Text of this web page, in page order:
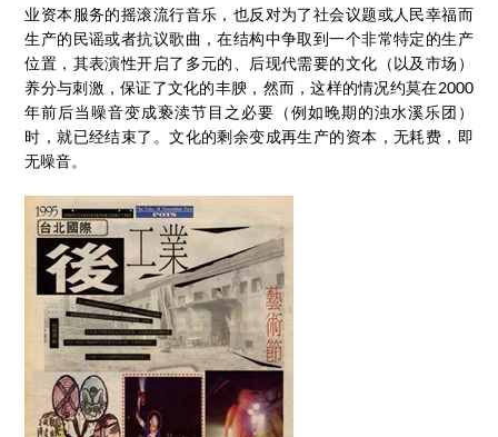
业资本服务的摇滚流行音乐，也反对为了社会议题或人民幸福而
生产的民谣或者抗议歌曲，在结构中争取到一个非常特定的生产
位置，其表演性开启了多元的、后现代需要的文化（以及市场）
养分与刺激，保证了文化的丰腴，然而，这样的情况约莫在2000
年前后当噪音变成亵渎节目之必要（例如晚期的浊水溪乐团）
时，就已经结束了。文化的剩余变成再生产的资本，无耗费，即
无噪音。